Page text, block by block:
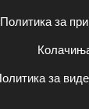
Политика за
за